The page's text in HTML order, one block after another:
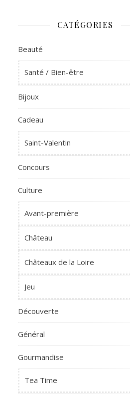
CATÉGORIES
Beauté
Santé / Bien-être
Bijoux
Cadeau
Saint-Valentin
Concours
Culture
Avant-première
Château
Châteaux de la Loire
Jeu
Découverte
Général
Gourmandise
Tea Time